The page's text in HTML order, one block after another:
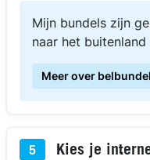
Mijn bundels zijn
naar het
Meer over
5 Kies je